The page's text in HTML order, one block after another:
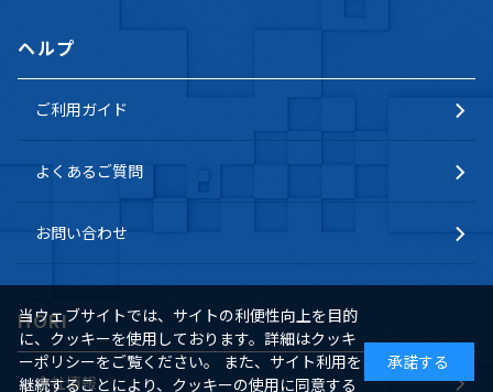
ヘルプ
ご利用ガイド
よくあるご質問
お問い合わせ
HORI
会社情報
当ウェブサイトでは、サイトの利便性向上を目的
に、クッキーを使用しております。詳細はクッキ
ーポリシーをご覧ください。 また、サイト利用を
継続することにより、クッキーの使用に同意する
承諾する